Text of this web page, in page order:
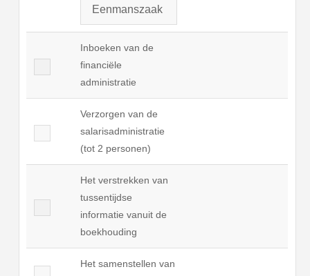
Inboeken van de
financiële
administratie
Verzorgen van de
salarisadministratie
(tot 2 personen)
Het verstrekken van
tussentijdse
informatie vanuit de
boekhouding
Het samenstellen van